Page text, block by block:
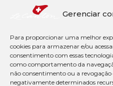
Gerenciar
Para proporcionar uma melhor
cookies para armazenar e/ou
consentimento com essas
como comportamento da
não consentimento ou a
negativamente determinados
© Copyright 2026 Le